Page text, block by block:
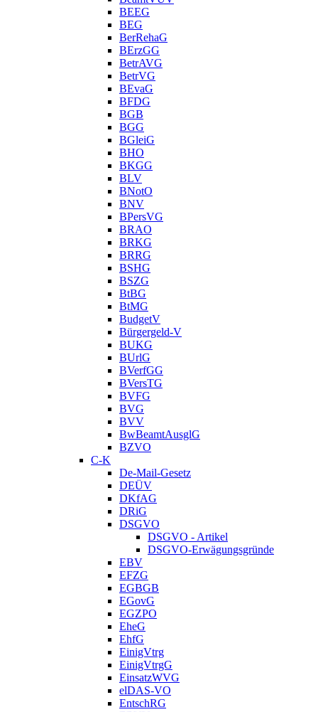
BEEG
BEG
BerRehaG
BErzGG
BetrAVG
BetrVG
BEvaG
BFDG
BGB
BGG
BGleiG
BHO
BKGG
BLV
BNotO
BNV
BPersVG
BRAO
BRKG
BRRG
BSHG
BSZG
BtBG
BtMG
BudgetV
Bürgergeld-V
BUKG
BUrlG
BVerfGG
BVersTG
BVFG
BVG
BVV
BwBeamtAusglG
BZVO
C-K
De-Mail-Gesetz
DEÜV
DKfAG
DRiG
DSGVO
DSGVO - Artikel
DSGVO-Erwägungsgründe
EBV
EFZG
EGBGB
EGovG
EGZPO
EheG
EhfG
EinigVtrg
EinigVtrgG
EinsatzWVG
elDAS-VO
EntschRG